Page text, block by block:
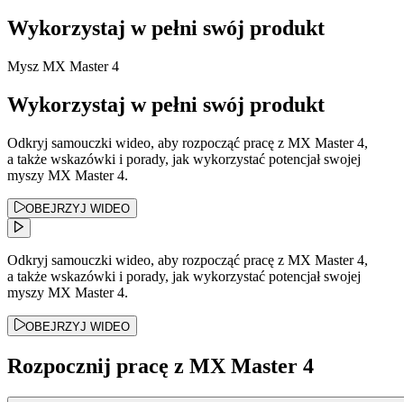
Wykorzystaj w pełni swój produkt
Mysz MX Master 4
Wykorzystaj w pełni swój produkt
Odkryj samouczki wideo, aby rozpocząć pracę z MX Master 4,
a także wskazówki i porady, jak wykorzystać potencjał swojej
myszy MX Master 4.
OBEJRZYJ WIDEO
Odkryj samouczki wideo, aby rozpocząć pracę z MX Master 4,
a także wskazówki i porady, jak wykorzystać potencjał swojej
myszy MX Master 4.
OBEJRZYJ WIDEO
Rozpocznij pracę z MX Master 4